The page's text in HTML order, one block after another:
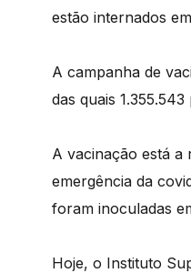
estão internados
A campanha de
das quais
A vacinação está a
emergência da
foram inoculadas
Hoje, o Instituto